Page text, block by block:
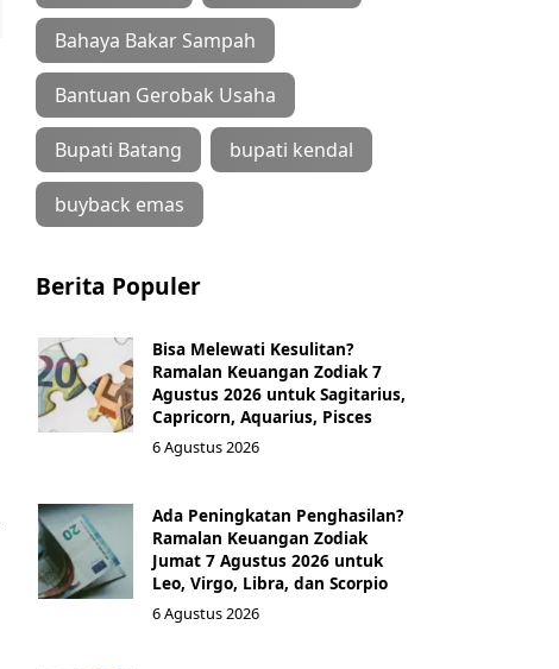
Bahaya Bakar Sampah
Bantuan Gerobak Usaha
Bupati Batang bupati kendal
buyback emas
Berita Populer
Bisa Melewati Kesulitan?
Ramalan Keuangan Zodiak 7
Agustus 2026 untuk Sagitarius,
Capricorn, Aquarius, Pisces
6 Agustus 2026
Ada Peningkatan Penghasilan?
Ramalan Keuangan Zodiak
Jumat 7 Agustus 2026 untuk
Leo, Virgo, Libra, dan Scorpio
6 Agustus 2026